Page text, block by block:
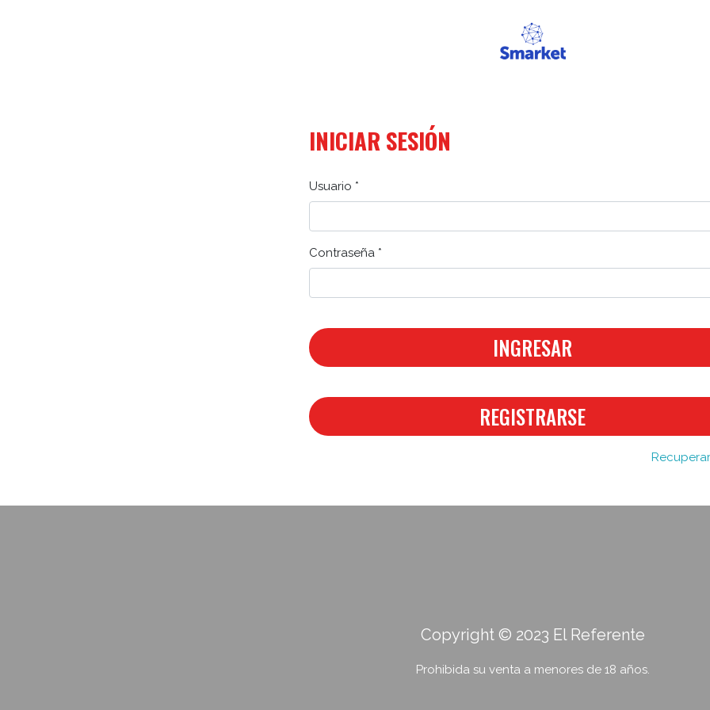
INICIAR SESIÓN
Usuario *
Contraseña *
INGRESAR
REGISTRARSE
Copyright © 2023 El Referente
Prohibida su venta a menores de 18 años.